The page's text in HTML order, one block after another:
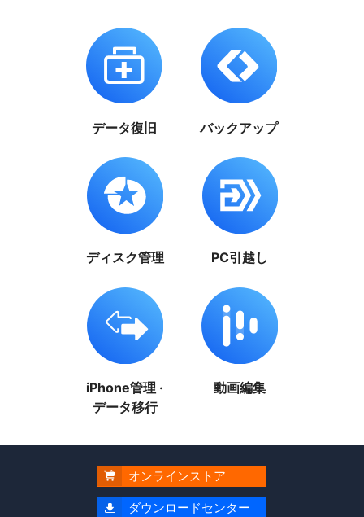
データ復旧 バックアップ
ディスク管理 PC引越し
iPhone管理 ·
データ移行
動画編集
 オンラインストア
 ダウンロードセンター